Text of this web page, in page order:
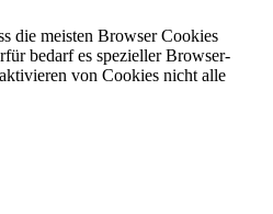
die meisten Browser Cookies
bedarf es spezieller Browser-
von Cookies nicht alle